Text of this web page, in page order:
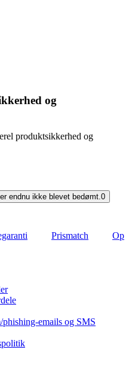
og
produktsikkerhed og
endnu ikke blevet bedømt.0
Prismatch
Op
emails og SMS